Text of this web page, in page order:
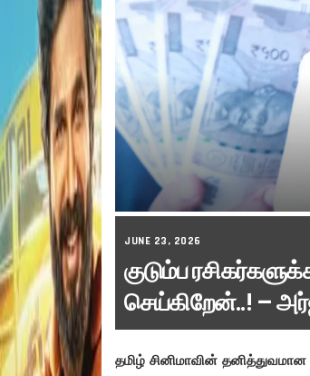
JUNE 23, 2026
குடும்ப
செய்கிறேன்..! –
தமிழ் சினிமாவின் தனித்துவமான